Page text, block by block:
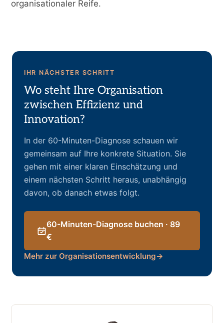
organisationaler Reife.
IHR NÄCHSTER SCHRITT
Wo steht Ihre Organisation
zwischen Effizienz und
Innovation?
In der 60-Minuten-Diagnose schauen wir
gemeinsam auf Ihre konkrete Situation. Sie
gehen mit einer klaren Einschätzung und
einem nächsten Schritt heraus, unabhängig
davon, ob danach etwas folgt.
60-Minuten-Diagnose buchen · 89
€
Mehr zur Organisationsentwicklung→